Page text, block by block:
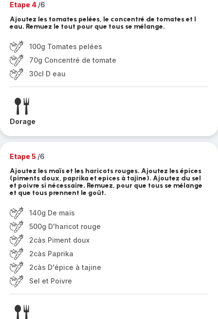
Etape 4 /6
Ajoutez les tomates pelées, le concentré de tomates et l
eau. Remuez le tout pour que tous se mélange.
100g Tomates pelées
70g Concentré de tomate
30cl D eau
Dorage
Etape 5 /6
Ajoutez les maïs et les haricots rouges. Ajoutez les épices
(piments doux, paprika et epices à tajine). Ajoutez du sel
et poivre si nécessaire. Remuez, pour que tous se mélange
et que tous prennent le goût.
140g De maïs
500g D'haricot rouge
2càs Piment doux
2càs Paprika
2càs D'épice à tajine
Sel et Poivre